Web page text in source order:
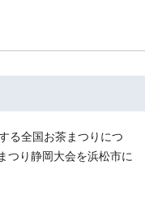
る全国お茶まつりにつ
つり静岡大会を浜松市に